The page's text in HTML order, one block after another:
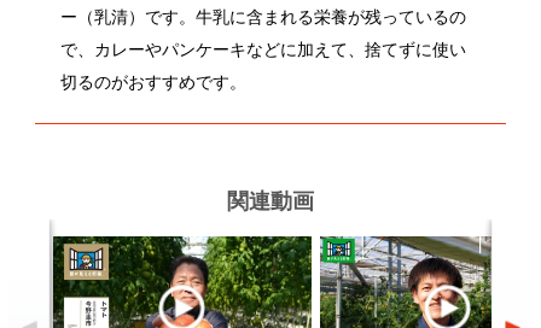
今野圭市さんのトマト 川崎健二郎さんのフルーツトマト
関連レシピ
モロヘイヤとトマトのぶっかけそ
うめん
牛肉と春雨のサンバル風炒め